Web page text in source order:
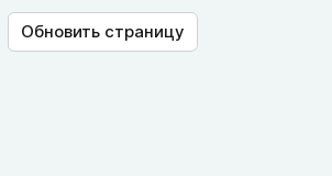
Обновить страницу